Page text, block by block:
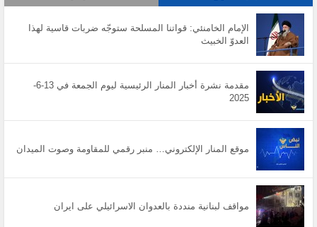
الإمام الخامنئي: قواتنا المسلحة ستوجّه ضربات قاسية لهذا
العدوّ الخبيث
مقدمة نشرة أخبار المنار الرئيسية ليوم الجمعة في 13-6-
2025
موقع المنار الإلكتروني… منبر رقمي للمقاومة وصوت الميدان
مواقف لبنانية منددة بالعدوان الاسرائيلي على ايران